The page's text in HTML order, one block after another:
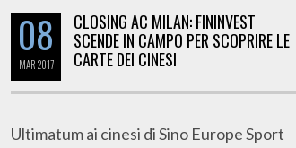
08
MAR2017
CLOSING AC MILAN: FININVEST
SCENDE IN CAMPO PER SCOPRIRE LE
CARTE DEI CINESI
Ultimatum ai cinesi di Sino Europe Sport